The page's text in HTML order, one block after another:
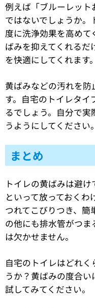
例えば「ブルーレッ
ではないでしょうか
度に洗浄効果を高めて
ばみを抑えてくれる
を快適にしてくれます。
黄ばみなどの汚れを
す。自宅のトイレタイ
るでしょう。自分で
うようにしてください。
まとめ
トイレの黄ばみは避
といって放っておく
つれてこびりつき、簡
の他にも排水管がつ
は欠かせません。
自宅のトイレはどれ
うか？黄ばみの度合
試してみてください。